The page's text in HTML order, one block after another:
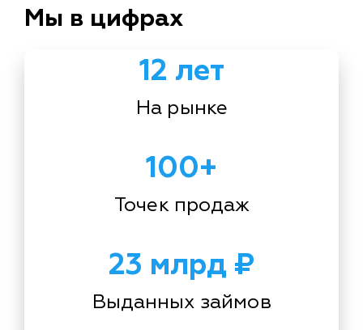
Мы в цифрах
12 лет
На рынке
100+
Точек продаж
23 млрд ₽
Выданных займов